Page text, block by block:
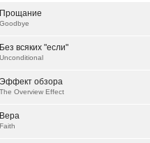
Прощание
Goodbye
Без всяких "если"
Unconditional
Эффект обзора
The Overview Effect
Вера
Faith